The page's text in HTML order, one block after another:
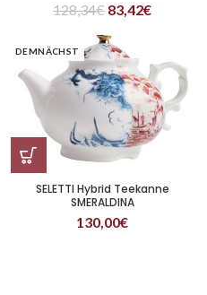
128,34€ 83,42€
DEMNÄCHST
SELETTI Hybrid Teekanne
SMERALDINA
130,00€